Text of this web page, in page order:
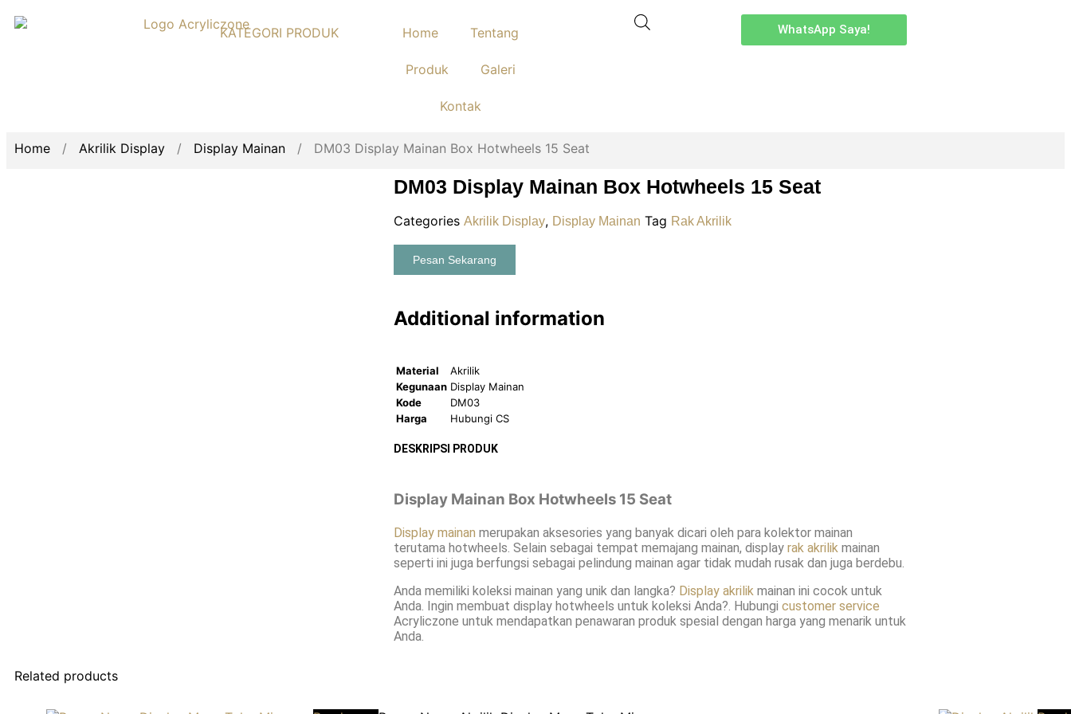
KATEGORI PRODUK Home Tentang
Produk Galeri
Kontak
WhatsApp Saya!
Home / Akrilik Display / Display Mainan / DM03 Display Mainan Box Hotwheels 15 Seat
DM03 Display Mainan Box Hotwheels 15 Seat
Categories Akrilik Display, Display Mainan Tag Rak Akrilik
Pesan Sekarang
Additional information
Material
Akrilik
Kegunaan Display Mainan
Kode
DM03
Harga
Hubungi CS
DESKRIPSI PRODUK
Display Mainan Box Hotwheels 15 Seat
Display mainan merupakan aksesories yang banyak dicari oleh para kolektor mainan
terutama hotwheels. Selain sebagai tempat memajang mainan, display rak akrilik mainan
seperti ini juga berfungsi sebagai pelindung mainan agar tidak mudah rusak dan juga berdebu.
Anda memiliki koleksi mainan yang unik dan langka? Display akrilik mainan ini cocok untuk
Anda. Ingin membuat display hotwheels untuk koleksi Anda?. Hubungi customer service
Acryliczone untuk mendapatkan penawaran produk spesial dengan harga yang menarik untuk
Anda.
Related products